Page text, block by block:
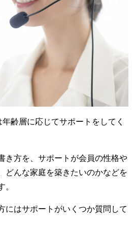
齢層に応じてサポートをしてく
き方を、サポートが会員の性格や
どんな家庭を築きたいのかなどを
。
にはサポートがいくつか質問して